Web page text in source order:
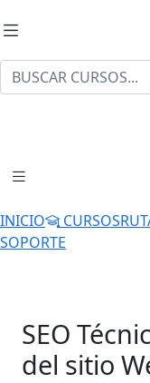
INICIO CURSOS
SOPORTE
SEO
del sitio